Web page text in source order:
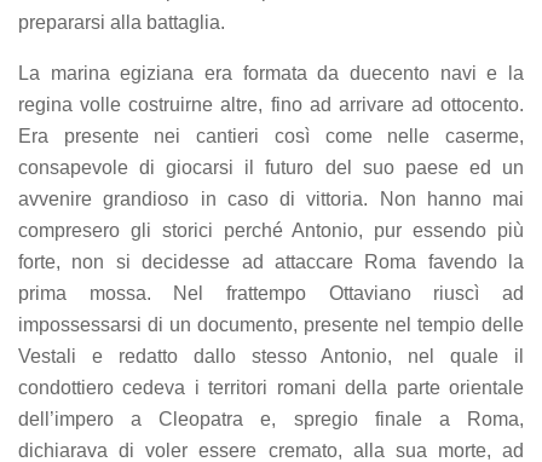
prepararsi alla battaglia.
La marina egiziana era formata da duecento navi e la
regina volle costruirne altre, fino ad arrivare ad ottocento.
Era presente nei cantieri così come nelle caserme,
consapevole di giocarsi il futuro del suo paese ed un
avvenire grandioso in caso di vittoria. Non hanno mai
compresero gli storici perché Antonio, pur essendo più
forte, non si decidesse ad attaccare Roma favendo la
prima mossa. Nel frattempo Ottaviano riuscì ad
impossessarsi di un documento, presente nel tempio delle
Vestali e redatto dallo stesso Antonio, nel quale il
condottiero cedeva i territori romani della parte orientale
dell’impero a Cleopatra e, spregio finale a Roma,
dichiarava di voler essere cremato, alla sua morte, ad